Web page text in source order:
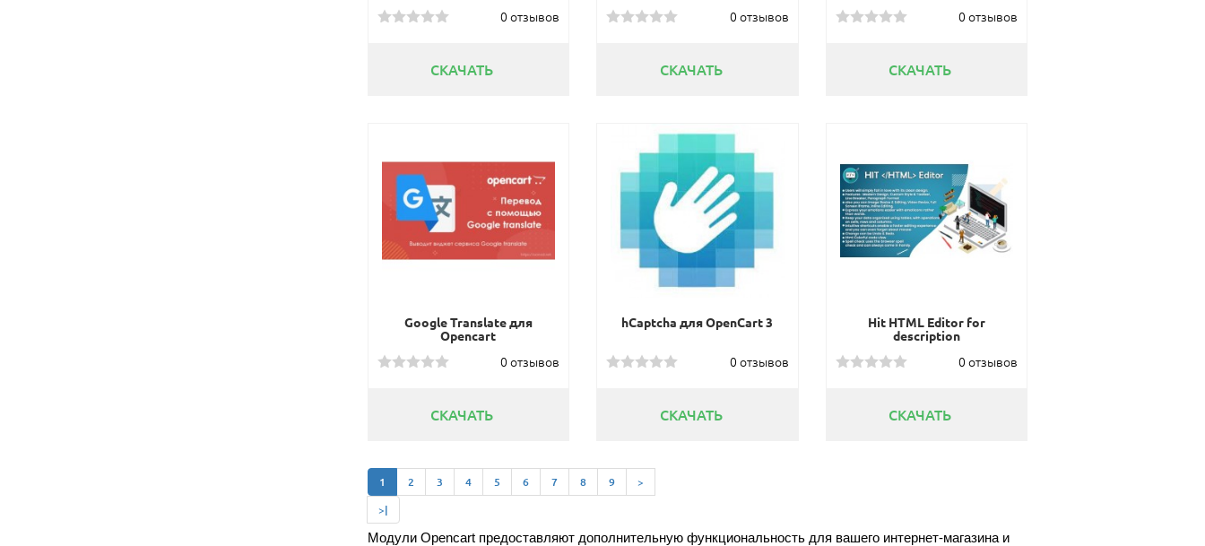
0 отзывов
СКАЧАТЬ
0 отзывов
СКАЧАТЬ
0 отзывов
СКАЧАТЬ
Google Translate для
Opencart
0 отзывов
СКАЧАТЬ
hCaptcha для OpenCart 3
0 отзывов
СКАЧАТЬ
Hit HTML Editor for
description
0 отзывов
СКАЧАТЬ
1 2 3 4 5 6 7 8 9
>
>|
Модули Opencart предоставляют дополнительную функциональность для вашего интернет-магазина и